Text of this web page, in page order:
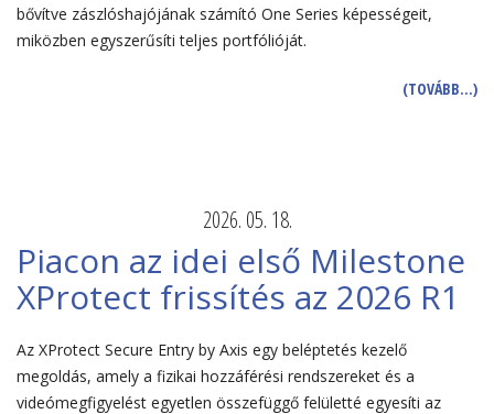
bővítve zászlóshajójának számító One Series képességeit,
miközben egyszerűsíti teljes portfólióját.
(TOVÁBB…)
2026. 05. 18.
Piacon az idei első Milestone
XProtect frissítés az 2026 R1
Az XProtect Secure Entry by Axis egy beléptetés kezelő
megoldás, amely a fizikai hozzáférési rendszereket és a
videómegfigyelést egyetlen összefüggő felületté egyesíti az